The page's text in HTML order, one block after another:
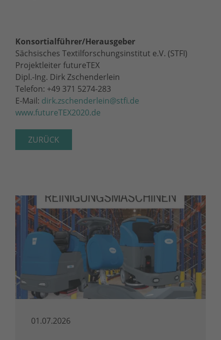
Konsortialführer/Herausgeber
Sächsisches Textilforschungsinstitut e.V. (STFI)
Projektleiter futureTEX
Dipl.-Ing. Dirk Zschenderlein
Telefon: +49 371 5274-283
E-Mail: dirk.zschenderlein@stfi.de
www.futureTEX2020.de
ZURÜCK
01.07.2026